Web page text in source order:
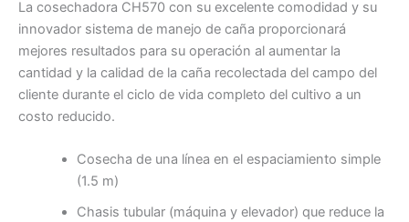
La cosechadora CH570 con su excelente comodidad y su
innovador sistema de manejo de caña proporcionará
mejores resultados para su operación al aumentar la
cantidad y la calidad de la caña recolectada del campo del
cliente durante el ciclo de vida completo del cultivo a un
costo reducido.
Cosecha de una línea en el espaciamiento simple
(1.5 m)
Chasis tubular (máquina y elevador) que reduce la